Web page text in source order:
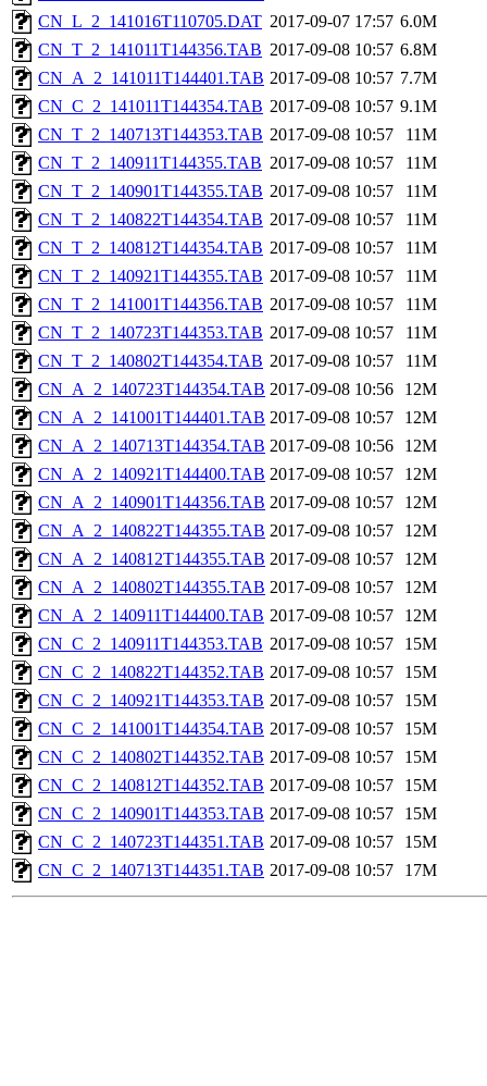
CN_L_2_141016T110705.DAT 2017-09-07 17:57 6.0M
CN_T_2_141011T144356.TAB 2017-09-08 10:57 6.8M
CN_A_2_141011T144401.TAB 2017-09-08 10:57 7.7M
CN_C_2_141011T144354.TAB 2017-09-08 10:57 9.1M
CN_T_2_140713T144353.TAB 2017-09-08 10:57
11M
CN_T_2_140911T144355.TAB 2017-09-08 10:57
11M
CN_T_2_140901T144355.TAB 2017-09-08 10:57
11M
CN_T_2_140822T144354.TAB 2017-09-08 10:57
11M
CN_T_2_140812T144354.TAB 2017-09-08 10:57
11M
CN_T_2_140921T144355.TAB 2017-09-08 10:57
11M
CN_T_2_141001T144356.TAB 2017-09-08 10:57
11M
CN_T_2_140723T144353.TAB 2017-09-08 10:57
11M
CN_T_2_140802T144354.TAB 2017-09-08 10:57
11M
CN_A_2_140723T144354.TAB 2017-09-08 10:56
12M
CN_A_2_141001T144401.TAB 2017-09-08 10:57
12M
CN_A_2_140713T144354.TAB 2017-09-08 10:56
12M
CN_A_2_140921T144400.TAB 2017-09-08 10:57
12M
CN_A_2_140901T144356.TAB 2017-09-08 10:57
12M
CN_A_2_140822T144355.TAB 2017-09-08 10:57
12M
CN_A_2_140812T144355.TAB 2017-09-08 10:57
12M
CN_A_2_140802T144355.TAB 2017-09-08 10:57
12M
CN_A_2_140911T144400.TAB 2017-09-08 10:57
12M
CN_C_2_140911T144353.TAB 2017-09-08 10:57
15M
CN_C_2_140822T144352.TAB 2017-09-08 10:57
15M
CN_C_2_140921T144353.TAB 2017-09-08 10:57
15M
CN_C_2_141001T144354.TAB 2017-09-08 10:57
15M
CN_C_2_140802T144352.TAB 2017-09-08 10:57
15M
CN_C_2_140812T144352.TAB 2017-09-08 10:57
15M
CN_C_2_140901T144353.TAB 2017-09-08 10:57
15M
CN_C_2_140723T144351.TAB 2017-09-08 10:57
15M
CN_C_2_140713T144351.TAB 2017-09-08 10:57 17M